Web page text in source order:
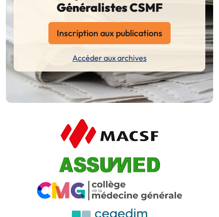
Généralistes CSMF
Inscription aux publications
Accéder aux archives